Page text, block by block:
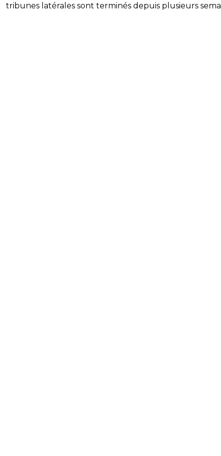
tribunes latérales sont terminés depuis plusieurs